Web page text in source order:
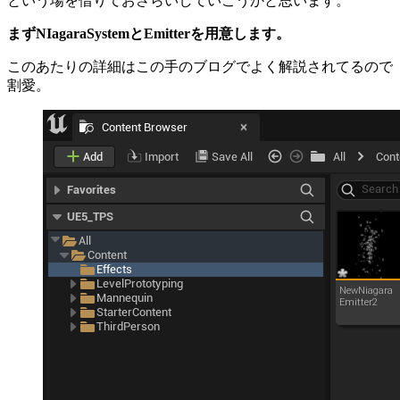
まずNIagaraSystemとEmitterを用意します。
このあたりの詳細はこの手のブログでよく解説されてるので
割愛。